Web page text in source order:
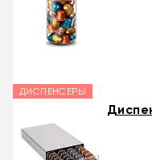
ДИСПЕНСЕРЫ